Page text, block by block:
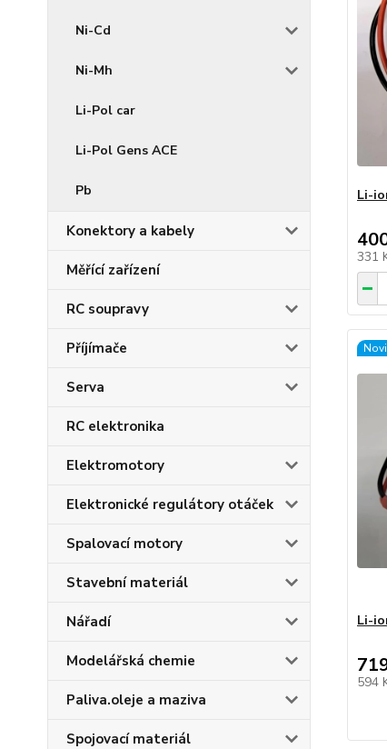
Ni-Cd
Ni-Mh
Li-Pol car
Li-Pol Gens ACE
Pb
Konektory a kabely
Měřící zařízení
RC soupravy
Příjímače
Serva
RC elektronika
Elektromotory
Elektronické regulátory otáček
Spalovací motory
Stavební materiál
Nářadí
Modelářská chemie
Paliva.oleje a maziva
Spojovací materiál
Li-
331
Li-
594